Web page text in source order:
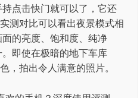
点击快门就可以了，它还
测对比可以看出夜景模式相
的亮度、饱和度、纯净
即使在极暗的地下车库
，拍出令人满意的照片。